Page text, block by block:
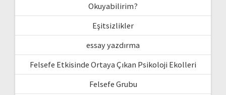
Okuyabilirim?
Eşitsizlikler
essay yazdırma
Felsefe Etkisinde Ortaya Çıkan Psikoloji Ekolleri
Felsefe Grubu